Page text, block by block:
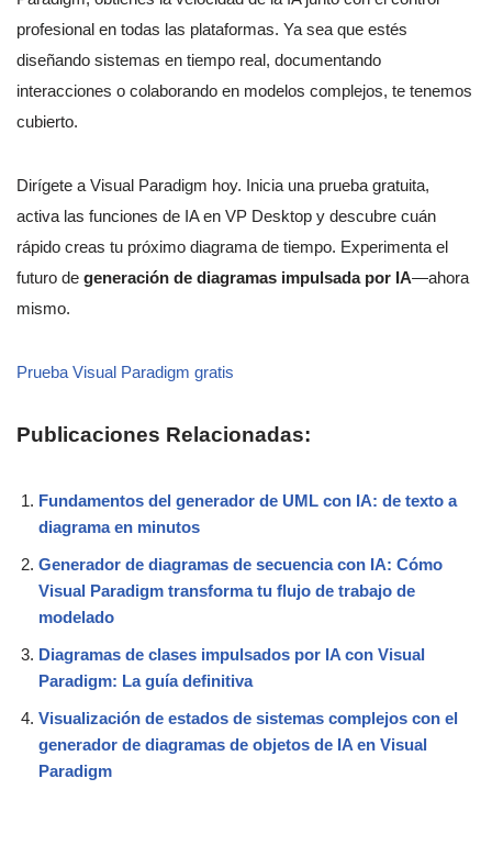
profesional en todas las plataformas. Ya sea que estés
diseñando sistemas en tiempo real, documentando
interacciones o colaborando en modelos complejos, te tenemos
cubierto.
Dirígete a Visual Paradigm hoy. Inicia una prueba gratuita,
activa las funciones de IA en VP Desktop y descubre cuán
rápido creas tu próximo diagrama de tiempo. Experimenta el
futuro de generación de diagramas impulsada por IA—ahora
mismo.
Prueba Visual Paradigm gratis
Publicaciones Relacionadas:
Fundamentos del generador de UML con IA: de texto a
diagrama en minutos
Generador de diagramas de secuencia con IA: Cómo
Visual Paradigm transforma tu flujo de trabajo de
modelado
Diagramas de clases impulsados por IA con Visual
Paradigm: La guía definitiva
Visualización de estados de sistemas complejos con el
generador de diagramas de objetos de IA en Visual
Paradigm